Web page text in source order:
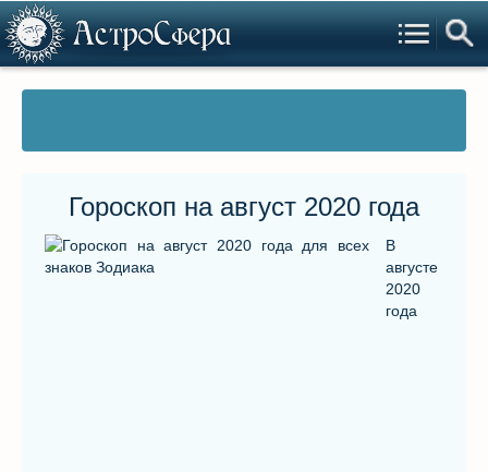
Гороскоп на август 2020 года
В
августе
2020
года